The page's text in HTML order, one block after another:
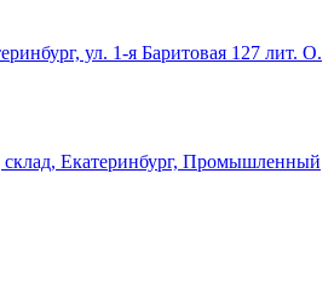
ул. 1-я Баритовая 127 лит. О.
Екатеринбург, Промышленный